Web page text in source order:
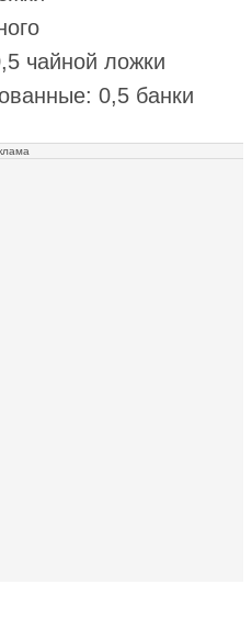
чайной ложки
0,5 банки